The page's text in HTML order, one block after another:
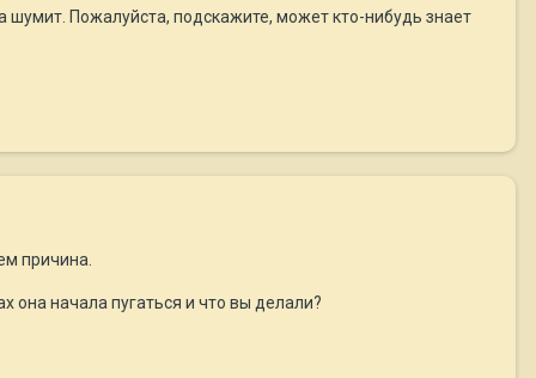
Пожалуйста, подскажите, может кто-нибудь знает
причина.
она начала пугаться и что вы делали?